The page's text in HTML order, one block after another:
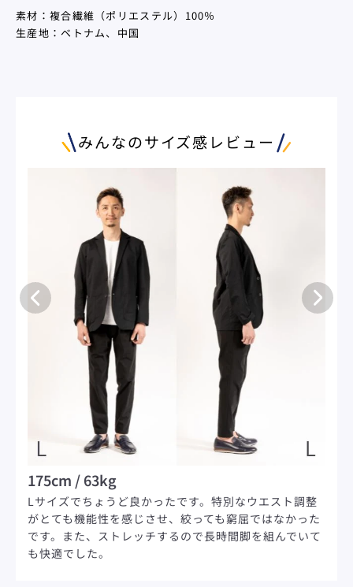
素材：複合繊維（ポリエステル）100％
生産地：ベトナム、中国
みんなのサイズ感レビュー
175cm / 63kg
Lサイズでちょうど良かったです。特別なウエスト調整
がとても機能性を感じさせ、絞っても窮屈ではなかった
です。また、ストレッチするので長時間脚を組んでいて
も快適でした。